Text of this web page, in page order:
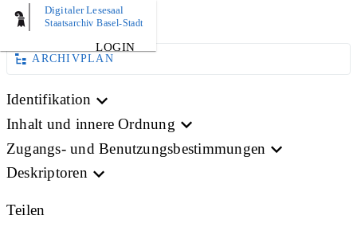
Digitaler Lesesaal
Staatsarchiv Basel-Stadt
LOGIN
BILD
ARCHIVPLAN
Identifikation
Inhalt und innere Ordnung
Zugangs- und Benutzungsbestimmungen
Deskriptoren
Teilen